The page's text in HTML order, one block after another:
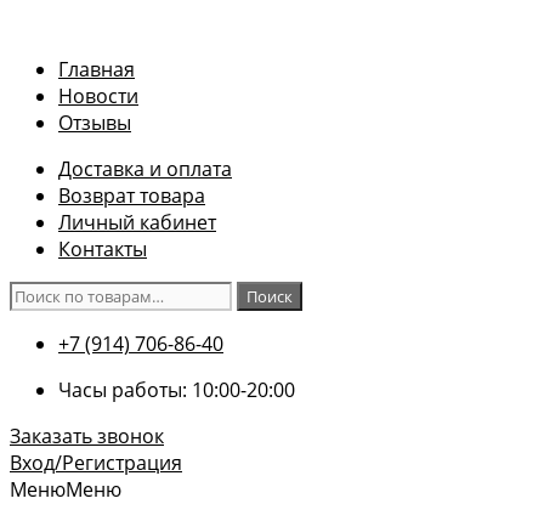
содержимому
Главная
Новости
Отзывы
Доставка и оплата
Возврат товара
Личный кабинет
Контакты
Искать:
Поиск
+7 (914) 706-86-40
Часы работы: 10:00-20:00
Заказать звонок
Вход/Регистрация
МенюМеню